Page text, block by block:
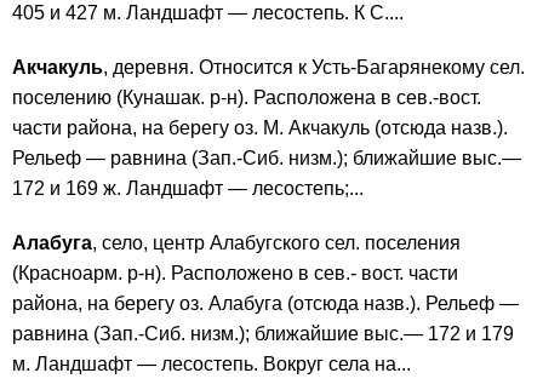
405 и 427 м. Ландшафт — лесостепь. К С....
Акчакуль, деревня. Относится к Усть-Багарянекому сел.
поселению (Кунашак. р-н). Расположена в сев.-вост.
части района, на берегу оз. М. Акчакуль (отсюда назв.).
Рельеф — равнина (Зап.-Сиб. низм.); ближайшие выс.—
172 и 169 ж. Ландшафт — лесостепь;...
Алабуга, село, центр Алабугского сел. поселения
(Красноарм. р-н). Расположено в сев.- вост. части
района, на берегу оз. Алабуга (отсюда назв.). Рельеф —
равнина (Зап.-Сиб. низм.); ближайшие выс.— 172 и 179
м. Ландшафт — лесостепь. Вокруг села на...